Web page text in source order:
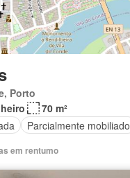
Porto
70 m²
Parcialmente mobiliado
em rentumo